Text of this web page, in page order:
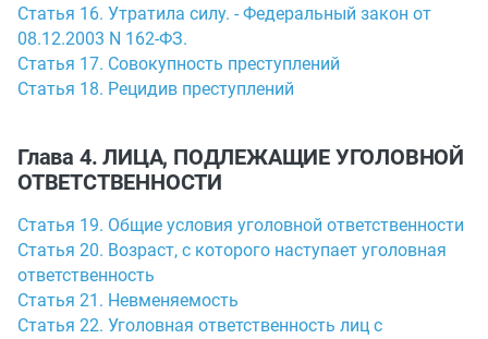
Статья 16. Утратила силу. - Федеральный закон от
08.12.2003 N 162-ФЗ.
Статья 17. Совокупность преступлений
Статья 18. Рецидив преступлений
Глава 4. ЛИЦА, ПОДЛЕЖАЩИЕ УГОЛОВНОЙ
ОТВЕТСТВЕННОСТИ
Статья 19. Общие условия уголовной ответственности
Статья 20. Возраст, с которого наступает уголовная
ответственность
Статья 21. Невменяемость
Статья 22. Уголовная ответственность лиц с